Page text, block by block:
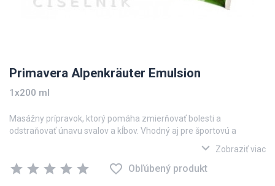
Primavera Alpenkräuter Emulsion
1x200 ml
Masážny prípravok, ktorý pomáha zmierňovať bolesti a
odstraňovať únavu svalov a kĺbov. Vhodný aj pre športovú a
expand_more Zobraziť viac
star star star star star favorite_border Obľúbený produkt